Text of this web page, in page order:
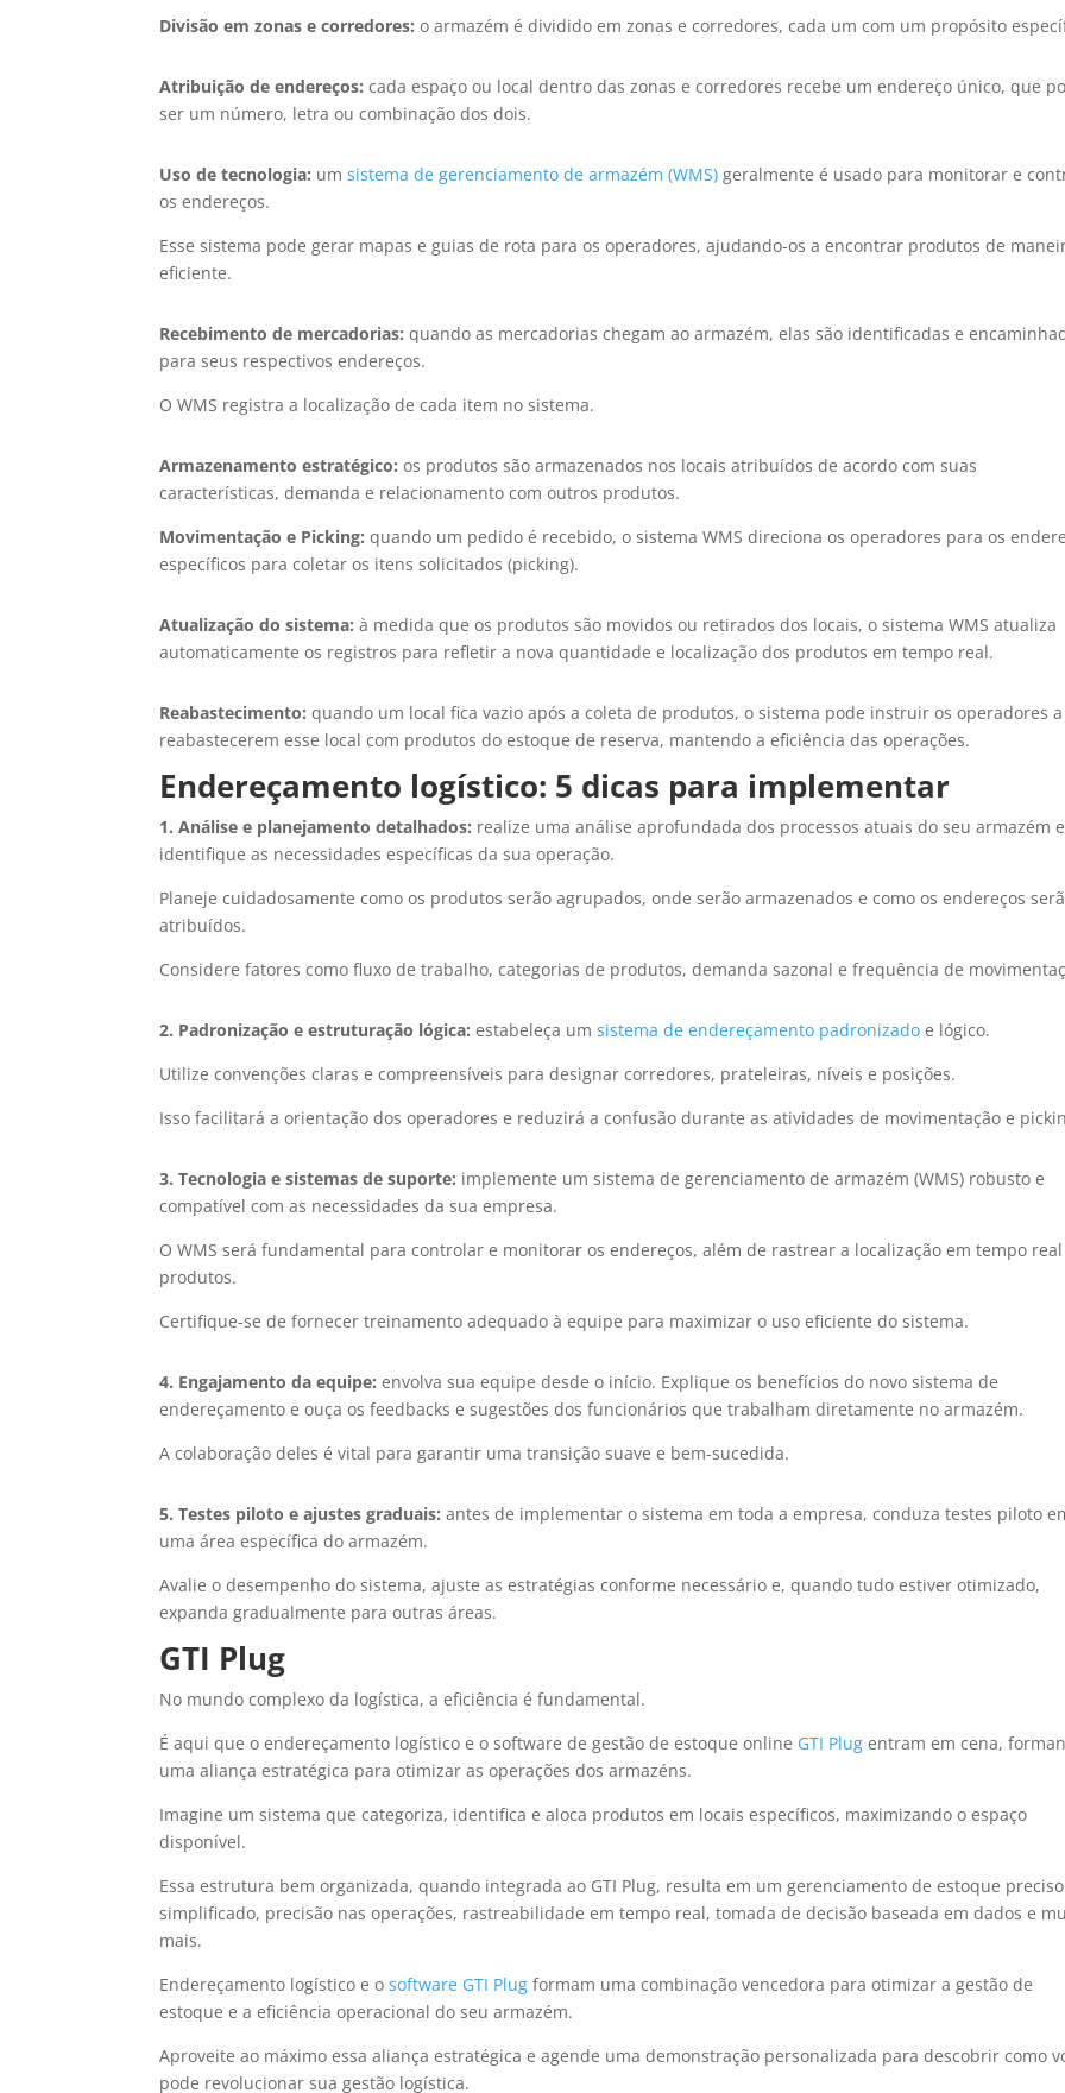
Divisão em zonas e corredores: o armazém é dividido em zonas e corredores, cada um com um propósito
Atribuição de endereços: cada espaço ou local dentro das zonas e corredores recebe um endereço único, que
ser um número, letra ou combinação dos dois.
Uso de tecnologia: umsistema de gerenciamento de armazém (WMS) geralmente é usado para monitorar e
os endereços.
Esse sistema pode gerar mapas e guias de rota para os operadores, ajudando-os a encontrar produtos de
eficiente.
Recebimento de mercadorias:quando as mercadorias chegam ao armazém, elas são identificadas e
para seus respectivos endereços.
O WMS registra a localização de cada item no sistema.
Armazenamento estratégico: os produtos são armazenados nos locais atribuídos de acordo com suas
características, demanda e relacionamento com outros produtos.
Movimentação e Picking: quando um pedido é recebido, o sistema WMS direciona os operadores para os
específicos para coletar os itens solicitados (picking).
Atualização do sistema:à medida que os produtos são movidos ou retirados dos locais, o sistema WMS atualiza
automaticamente os registros para refletir a nova quantidade e localização dos produtos em tempo real.
Reabastecimento: quando um local fica vazio após a coleta de produtos, o sistema pode instruir os operadores a
reabastecerem esse local com produtos do estoque de reserva, mantendo a eficiência das operações.
Endereçamento logístico: 5 dicas para implementar
1. Análise e planejamento detalhados: realize uma análise aprofundada dos processos atuais do seu armazém e
identifique as necessidades específicas da sua operação.
Planeje cuidadosamente como os produtos serão agrupados, onde serão armazenados e como os endereços
atribuídos.
Considere fatores como fluxo de trabalho, categorias de produtos, demanda sazonal e frequência de
2. Padronização e estruturação lógica:estabeleça umsistema de endereçamento padronizado e lógico.
Utilize convenções claras e compreensíveis para designar corredores, prateleiras, níveis e posições.
Isso facilitará a orientação dos operadores e reduzirá a confusão durante as atividades de movimentação e
3. Tecnologia e sistemas de suporte: implemente um sistema de gerenciamento de armazém (WMS) robusto e
compatível com as necessidades da sua empresa.
O WMS será fundamental para controlar e monitorar os endereços, além de rastrear a localização em tempo real
produtos.
Certifique-se de fornecer treinamento adequado à equipe para maximizar o uso eficiente do sistema.
4. Engajamento da equipe:envolva sua equipe desde o início. Explique os benefícios do novo sistema de
endereçamento e ouça os feedbacks e sugestões dos funcionários que trabalham diretamente no armazém.
A colaboração deles é vital para garantir uma transição suave e bem-sucedida.
5. Testes piloto e ajustes graduais:antes de implementar o sistema em toda a empresa, conduza testes piloto
uma área específica do armazém.
Avalie o desempenho do sistema, ajuste as estratégias conforme necessário e, quando tudo estiver otimizado,
expanda gradualmente para outras áreas.
GTI Plug
No mundo complexo da logística, a eficiência é fundamental.
É aqui que o endereçamento logístico e o software de gestão de estoque online GTI Plug entram em cena,
uma aliança estratégica para otimizar as operações dos armazéns.
Imagine um sistema que categoriza, identifica e aloca produtos em locais específicos, maximizando o espaço
disponível.
Essa estrutura bem organizada, quando integrada ao GTI Plug, resulta em um gerenciamento de estoque
simplificado, precisão nas operações, rastreabilidade em tempo real, tomada de decisão baseada em dados e
mais.
Endereçamento logístico e osoftware GTI Plug formam uma combinação vencedora para otimizar a gestão de
estoque e a eficiência operacional do seu armazém.
Aproveite ao máximo essa aliança estratégica e agende uma demonstração personalizada para descobrir como
pode revolucionar sua gestão logística.